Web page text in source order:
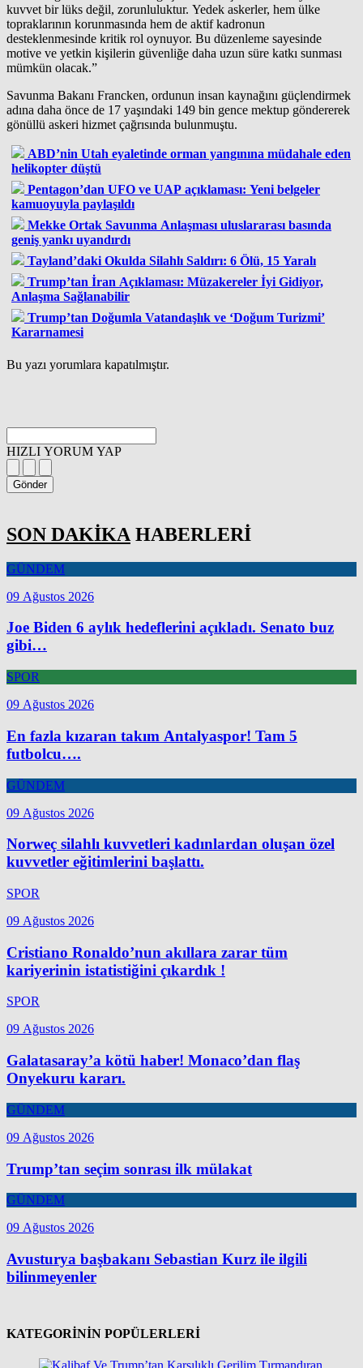
kuvvet bir lüks değil, zorunluluktur. Yedek askerler, hem ülke
topraklarının korunmasında hem de aktif kadronun
desteklenmesinde kritik rol oynuyor. Bu düzenleme sayesinde
motive ve yetkin kişilerin güvenliğe daha uzun süre katkı sunması
mümkün olacak.”
Savunma Bakanı Francken, ordunun insan kaynağını güçlendirmek
adına daha önce de 17 yaşındaki 149 bin gence mektup göndererek
gönüllü askeri hizmet çağrısında bulunmuştu.
ABD’nin Utah eyaletinde orman yangınına müdahale eden
helikopter düştü
Pentagon’dan UFO ve UAP açıklaması: Yeni belgeler
kamuoyuyla paylaşıldı
Mekke Ortak Savunma Anlaşması uluslararası basında
geniş yankı uyandırdı
Tayland’daki Okulda Silahlı Saldırı: 6 Ölü, 15 Yaralı
Trump’tan İran Açıklaması: Müzakereler İyi Gidiyor,
Anlaşma Sağlanabilir
Trump’tan Doğumla Vatandaşlık ve ‘Doğum Turizmi’
Kararnamesi
Bu yazı yorumlara kapatılmıştır.
HIZLI YORUM YAP
Gönder
SON DAKİKA HABERLERİ
GÜNDEM
09 Ağustos 2026
Joe Biden 6 aylık hedeflerini açıkladı. Senato buz
gibi…
SPOR
09 Ağustos 2026
En fazla kızaran takım Antalyaspor! Tam 5
futbolcu….
GÜNDEM
09 Ağustos 2026
Norweç silahlı kuvvetleri kadınlardan oluşan özel
kuvvetler eğitimlerini başlattı.
SPOR
09 Ağustos 2026
Cristiano Ronaldo’nun akıllara zarar tüm
kariyerinin istatistiğini çıkardık !
SPOR
09 Ağustos 2026
Galatasaray’a kötü haber! Monaco’dan flaş
Onyekuru kararı.
GÜNDEM
09 Ağustos 2026
Trump’tan seçim sonrası ilk mülakat
GÜNDEM
09 Ağustos 2026
Avusturya başbakanı Sebastian Kurz ile ilgili
bilinmeyenler
KATEGORİNİN POPÜLERLERİ